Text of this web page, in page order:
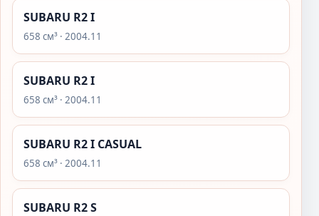
SUBARU R2 I
658 см³ · 2004.11
SUBARU R2 I
658 см³ · 2004.11
SUBARU R2 I CASUAL
658 см³ · 2004.11
SUBARU R2 S